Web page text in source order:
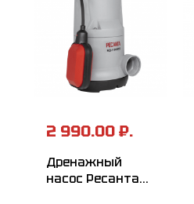
2 990.00 ₽.
Дренажный
насос Ресанта